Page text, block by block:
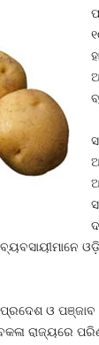
ଓ ପଞ୍ଜାବ
ରାଜ୍ୟରେ